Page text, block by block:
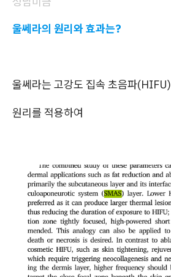
울쎄라의 원리와 효과는?
울쎄라는 고강도 집속 초음파(HIFU)
원리를 적용하여